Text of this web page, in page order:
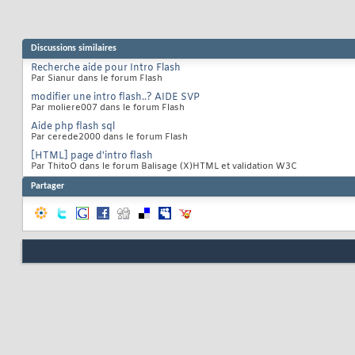
Discussions similaires
Recherche aide pour Intro Flash
Par Sianur dans le forum Flash
modifier une intro flash..? AIDE SVP
Par moliere007 dans le forum Flash
Aide php flash sql
Par cerede2000 dans le forum Flash
[HTML] page d'intro flash
Par ThitoO dans le forum Balisage (X)HTML et validation W3C
Partager